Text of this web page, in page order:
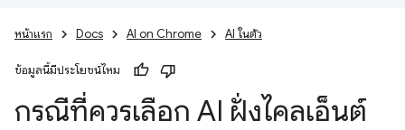
หน้าแรก Docs AI on Chrome AI ในตัว
ข้อมูลนี้มีประโยชน์ไหม
กรณีที่ควรเลือก AI ฝั่งไคลเอ็นต์